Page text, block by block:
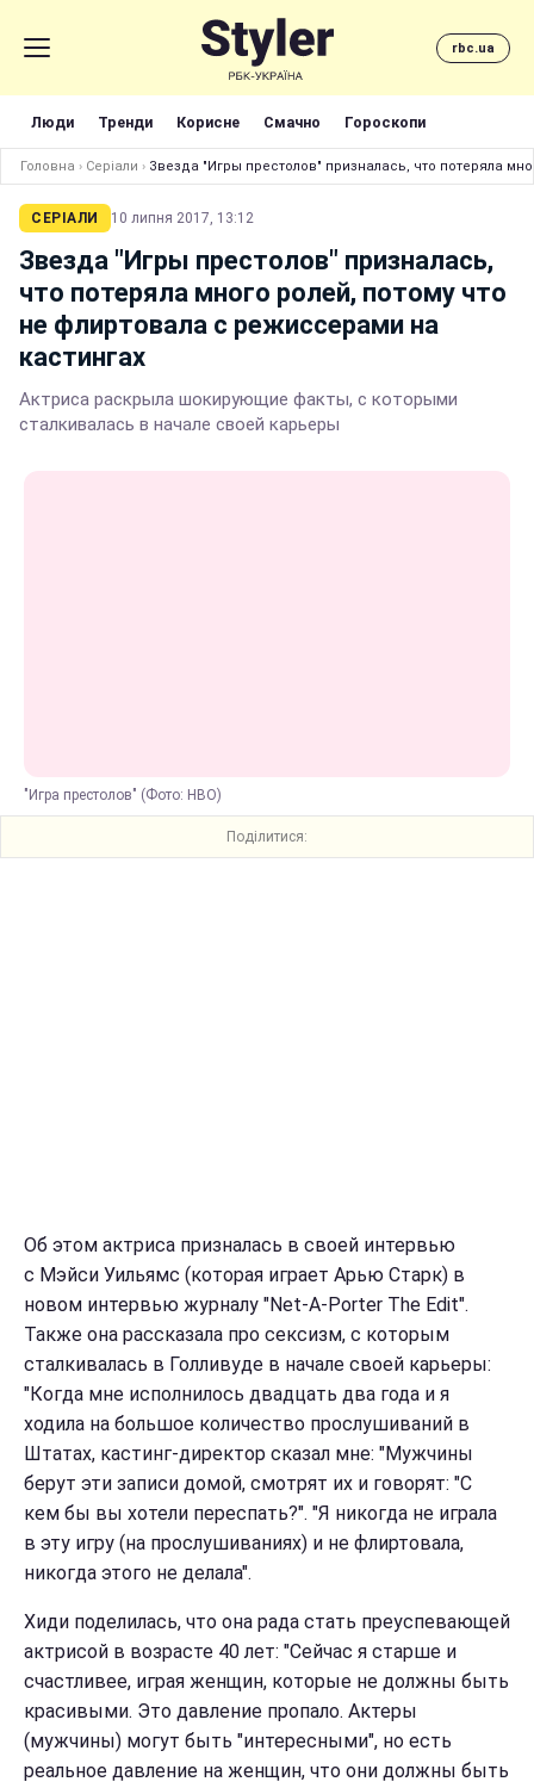
rbc.ua
Люди Тренди Корисне Смачно Гороскопи
Головна › Серіали › Звезда "Игры престолов" призналась, что потеряла
СЕРІАЛИ 10 липня 2017, 13:12
Звезда "Игры престолов" призналась,
что потеряла много ролей, потому что
не флиртовала с режиссерами на
кастингах
Актриса раскрыла шокирующие факты, с которыми
сталкивалась в начале своей карьеры
"Игра престолов" (Фото: HBO)
Поділитися:
Об этом актриса призналась в своей интервью
с Мэйси Уильямс (которая играет Арью Старк) в
новом интервью журналу "Net-A-Porter The Edit".
Также она рассказала про сексизм, с которым
сталкивалась в Голливуде в начале своей карьеры:
"Когда мне исполнилось двадцать два года и я
ходила на большое количество прослушиваний в
Штатах, кастинг-директор сказал мне: "Мужчины
берут эти записи домой, смотрят их и говорят: "С
кем бы вы хотели переспать?". "Я никогда не играла
в эту игру (на прослушиваниях) и не флиртовала,
никогда этого не делала".
Хиди поделилась, что она рада стать преуспевающей
актрисой в возрасте 40 лет: "Сейчас я старше и
счастливее, играя женщин, которые не должны быть
красивыми. Это давление пропало. Актеры
(мужчины) могут быть "интересными", но есть
реальное давление на женщин, что они должны быть